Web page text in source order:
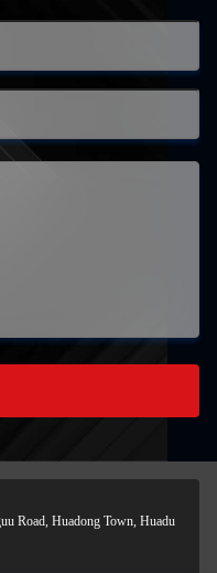
Road, Huadong Town, Huadu